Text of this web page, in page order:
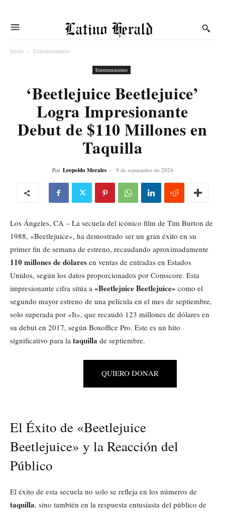
Latino Herald
Inicio Entretenimiento
Entretenimiento
‘Beetlejuice Beetlejuice’
Logra Impresionante
Debut de $110 Millones en
Taquilla
Por Leopoldo Morales - 9 de septiembre de 2024
Los Ángeles, CA – La secuela del icónico film de Tim Burton de
1988, «Beetlejuice», ha demostrado ser un gran éxito en su
primer fin de semana de estreno, recaudando aproximadamente
110 millones de dólares en ventas de entradas en Estados
Unidos, según los datos proporcionados por Comscore. Esta
impresionante cifra sitúa a «Beetlejuice Beetlejuice» como el
segundo mayor estreno de una película en el mes de septiembre,
solo superada por «It», que recaudó 123 millones de dólares en
su debut en 2017, según Boxoffice Pro. Este es un hito
significativo para la taquilla de septiembre.
QUIERO DONAR
El Éxito de «Beetlejuice
Beetlejuice» y la Reacción del
Público
El éxito de esta secuela no solo se refleja en los números de
taquilla, sino también en la respuesta entusiasta del público de